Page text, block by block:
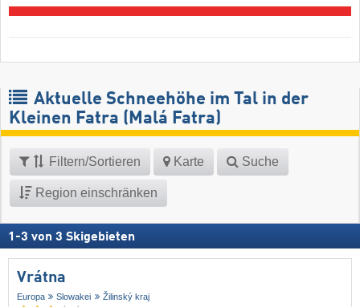
Aktuelle Schneehöhe im Tal in der
Kleinen Fatra (Malá Fatra)
Filtern/Sortieren Karte Suche
Region einschränken
1 -3 von 3 Skigebieten
Vrátna
Europa Slowakei Žilinský kraj